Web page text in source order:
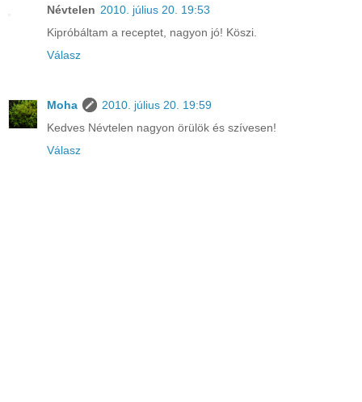
Névtelen 2010. július 20. 19:53
Kipróbáltam a receptet, nagyon jó! Köszi.
Válasz
Moha
2010. július 20. 19:59
Kedves Névtelen nagyon örülök és szívesen!
Válasz